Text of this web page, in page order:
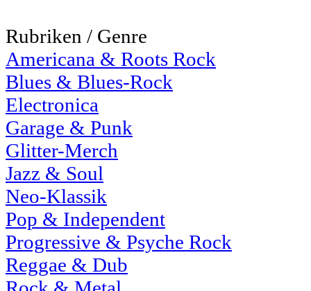
Rubriken / Genre
Americana & Roots Rock
Blues & Blues-Rock
Electronica
Garage & Punk
Glitter-Merch
Jazz & Soul
Neo-Klassik
Pop & Independent
Progressive & Psyche Rock
Reggae & Dub